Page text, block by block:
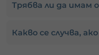
Трябва ли да имам
Какво се случва,